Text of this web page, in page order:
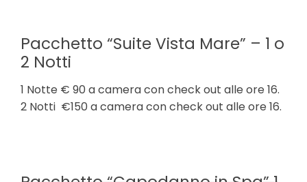
Pacchetto “Suite Vista Mare” – 1 o
2 Notti
1 Notte € 90 a camera con check out alle ore 16.
2 Notti €150 a camera con check out alle ore 16.